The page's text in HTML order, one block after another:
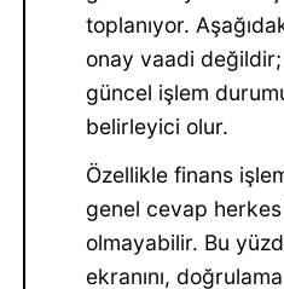
toplanıyor.
onay vaadi değildir;
güncel işlem
belirleyici olur.
Özellikle finans
genel cevap
olmayabilir. Bu
ekranını,